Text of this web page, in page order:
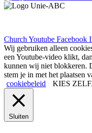
Church Youtube Facebook
Wij gebruiken alleen
een Youtube-video klikt,
kunnen wij niet blokkeren.
stem je in met het plaatsen
cookiebeleid
KIES ZELF
Sluiten